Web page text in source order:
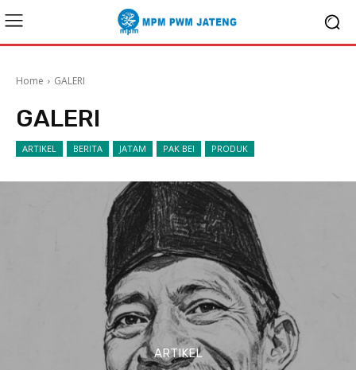
Home GALERI
GALERI
ARTIKEL BERITA JATAM PAK BEI PRODUK
ARTIKEL